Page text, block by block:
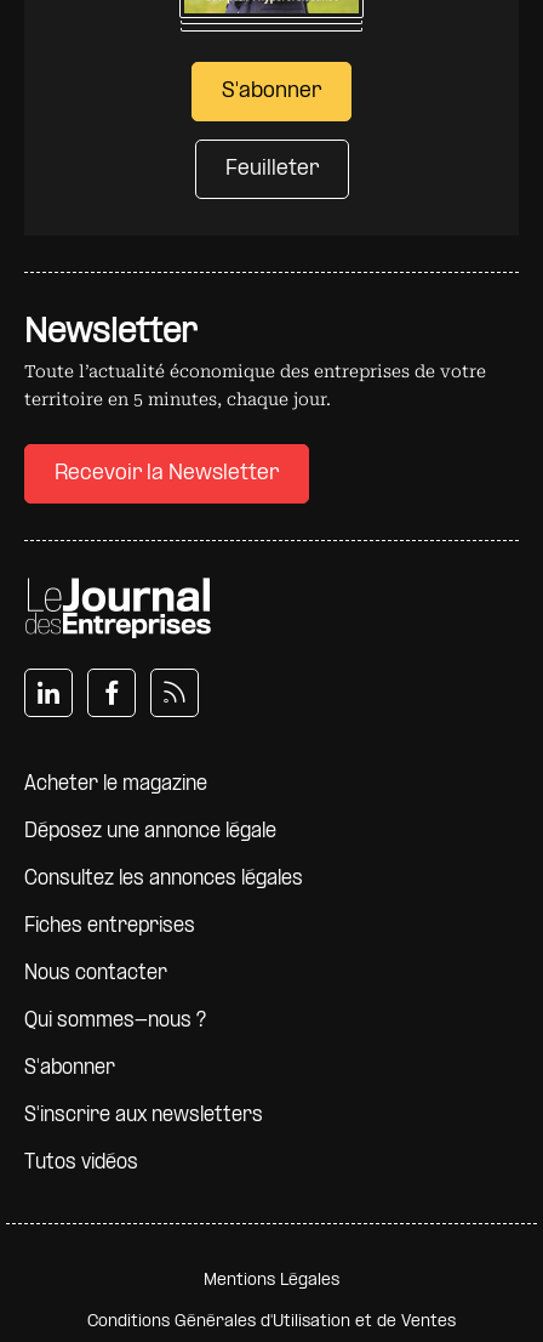
Newsletter
Toute l’actualité économique des entreprises de votre
territoire en 5 minutes, chaque jour.
Recevoir la Newsletter
Pied de page
Acheter le magazine
Déposez une annonce légale
Consultez les annonces légales
Fiches entreprises
Nous contacter
Qui sommes-nous ?
S'abonner
S'inscrire aux newsletters
Tutos vidéos
S'abonner
Feuilleter
Pied de page secondaire
Mentions Légales
Conditions Générales d'Utilisation et de Ventes